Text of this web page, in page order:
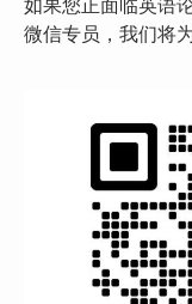
如果您正面临英语
微信专员，我们将